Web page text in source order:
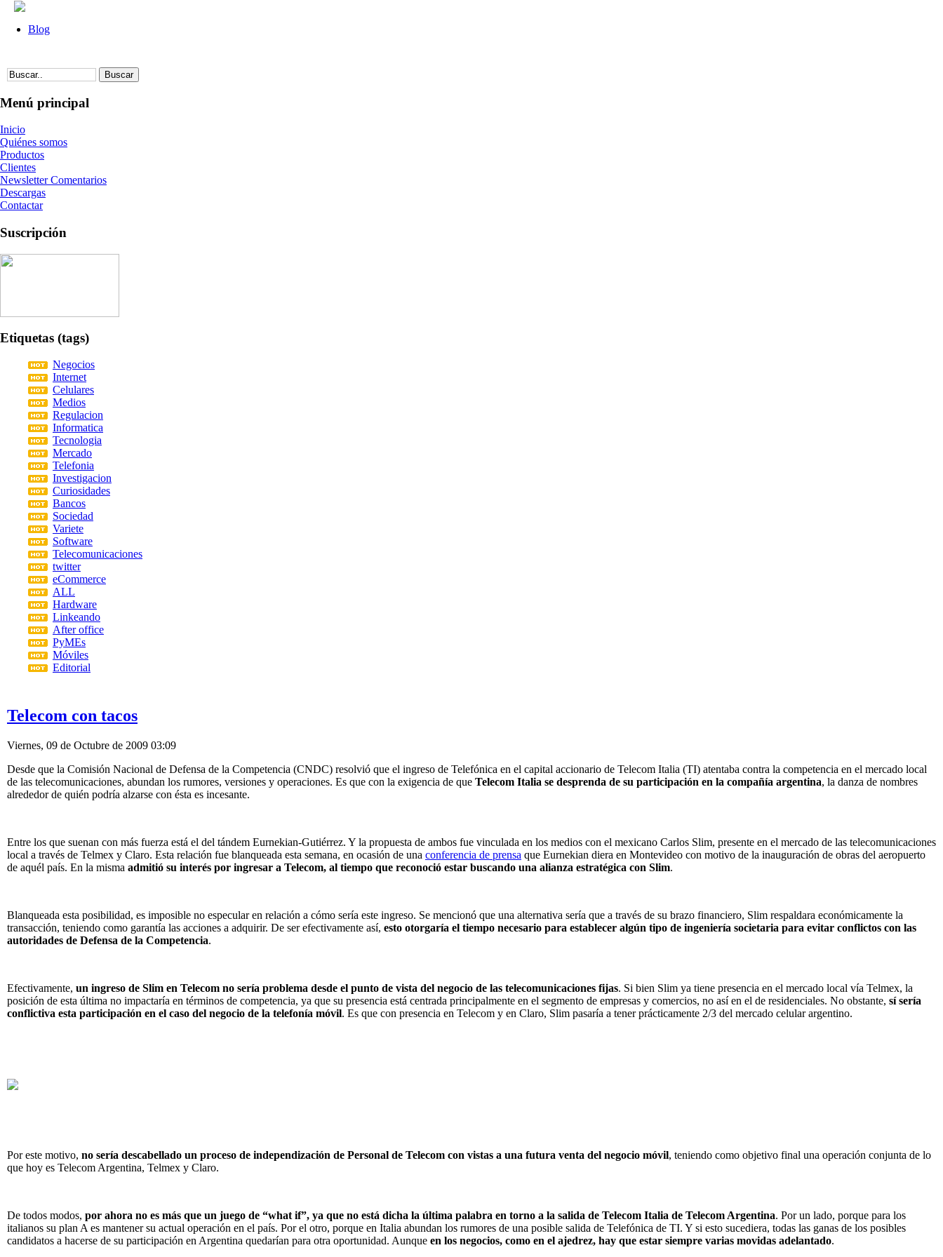
Blog
Menú principal
Inicio
Quiénes somos
Productos
Clientes
Newsletter Comentarios
Descargas
Contactar
Suscripción
Etiquetas (tags)
Negocios
Internet
Celulares
Medios
Regulacion
Informatica
Tecnologia
Mercado
Telefonia
Investigacion
Curiosidades
Bancos
Sociedad
Variete
Software
Telecomunicaciones
twitter
eCommerce
ALL
Hardware
Linkeando
After office
PyMEs
Móviles
Editorial
Telecom con tacos
Viernes, 09 de Octubre de 2009 03:09
Desde que la Comisión Nacional de Defensa de la Competencia (CNDC) resolvió que el ingreso de Telefónica en el capital accionario de Telecom Italia (TI) atentaba contra la competencia en el mercado local
de las telecomunicaciones, abundan los rumores, versiones y operaciones. Es que con la exigencia de que Telecom Italia se desprenda de su participación en la compañía argentina, la danza de nombres
alrededor de quién podría alzarse con ésta es incesante.
Entre los que suenan con más fuerza está el del tándem Eurnekian-Gutiérrez. Y la propuesta de ambos fue vinculada en los medios con el mexicano Carlos Slim, presente en el mercado de las telecomunicaciones
local a través de Telmex y Claro. Esta relación fue blanqueada esta semana, en ocasión de una conferencia de prensa que Eurnekian diera en Montevideo con motivo de la inauguración de obras del aeropuerto
de aquél país. En la misma admitió su interés por ingresar a Telecom, al tiempo que reconoció estar buscando una alianza estratégica con Slim.
Blanqueada esta posibilidad, es imposible no especular en relación a cómo sería este ingreso. Se mencionó que una alternativa sería que a través de su brazo financiero, Slim respaldara económicamente la
transacción, teniendo como garantía las acciones a adquirir. De ser efectivamente así, esto otorgaría el tiempo necesario para establecer algún tipo de ingeniería societaria para evitar conflictos con las
autoridades de Defensa de la Competencia.
Efectivamente, un ingreso de Slim en Telecom no sería problema desde el punto de vista del negocio de las telecomunicaciones fijas. Si bien Slim ya tiene presencia en el mercado local vía Telmex, la
posición de esta última no impactaría en términos de competencia, ya que su presencia está centrada principalmente en el segmento de empresas y comercios, no así en el de residenciales. No obstante, sí sería
conflictiva esta participación en el caso del negocio de la telefonía móvil. Es que con presencia en Telecom y en Claro, Slim pasaría a tener prácticamente 2/3 del mercado celular argentino.
Por este motivo, no sería descabellado un proceso de independización de Personal de Telecom con vistas a una futura venta del negocio móvil, teniendo como objetivo final una operación conjunta de lo
que hoy es Telecom Argentina, Telmex y Claro.
De todos modos, por ahora no es más que un juego de “what if”, ya que no está dicha la última palabra en torno a la salida de Telecom Italia de Telecom Argentina. Por un lado, porque para los
italianos su plan A es mantener su actual operación en el país. Por el otro, porque en Italia abundan los rumores de una posible salida de Telefónica de TI. Y si esto sucediera, todas las ganas de los posibles
candidatos a hacerse de su participación en Argentina quedarían para otra oportunidad. Aunque en los negocios, como en el ajedrez, hay que estar siempre varias movidas adelantado.